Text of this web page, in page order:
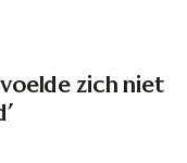
zich niet